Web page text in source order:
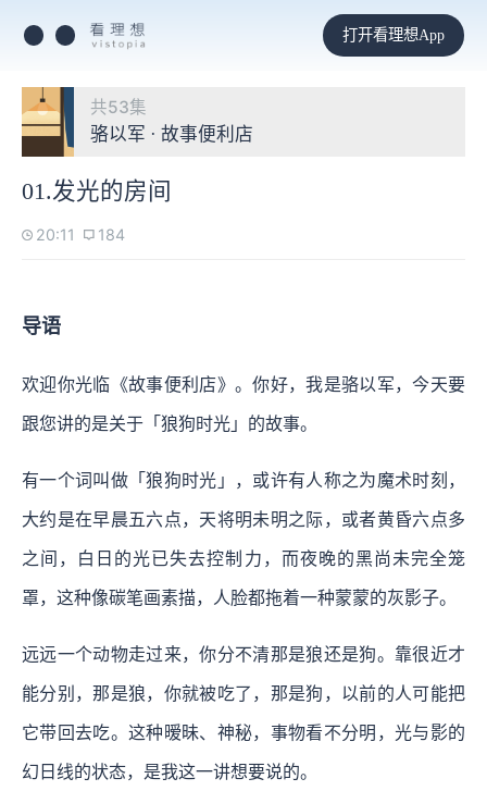
打开看理想App
共53集
骆以军 · 故事便利店
01.发光的房间
20:11 184
导语
欢迎你光临《故事便利店》。你好，我是骆以军，今天要
跟您讲的是关于「狼狗时光」的故事。
有一个词叫做「狼狗时光」，或许有人称之为魔术时刻，
大约是在早晨五六点，天将明未明之际，或者黄昏六点多
之间，白日的光已失去控制力，而夜晚的黑尚未完全笼
罩，这种像碳笔画素描，人脸都拖着一种蒙蒙的灰影子。
远远一个动物走过来，你分不清那是狼还是狗。靠很近才
能分别，那是狼，你就被吃了，那是狗，以前的人可能把
它带回去吃。这种暧昧、神秘，事物看不分明，光与影的
幻日线的状态，是我这一讲想要说的。